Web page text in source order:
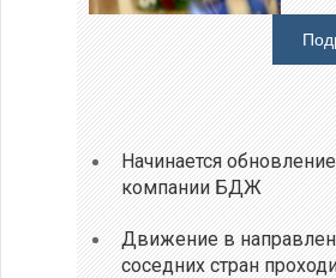
Начинается
компании БДЖ
Движение в
соседних стран